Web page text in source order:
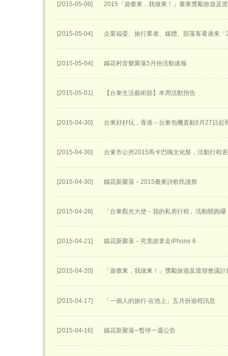
[2015-05-06] 2015「遊臺東，我做東！」臺東獎勵旅遊及
[2015-05-04] 企業福委、旅行業者、媒體、部落客看過來
[2015-05-04] 鐵花村音樂聚落5月份活動速報
[2015-05-01] 【台東生活藝術節】本周活動預告
[2015-04-30] 台東好好玩，香港－台東包機直航6月27日​起
[2015-04-30] 台東市公所2015馬卡巴嗨文化祭，活動行程
[2015-04-30] 鐵花新聚落－2015臺東詩歌民謠祭
[2015-04-28] 「台東觀光大使－我的私房行程」活動開跑囉
[2015-04-21] 鐵花新聚落－究竟誰拿走iPhone 6
[2015-04-20] 「遊臺東，我做東！」獎勵旅遊及渡假會議計
[2015-04-17] 「一個人的旅行‧在池上」五月份遊程訊息
[2015-04-16] 鐵花新聚落─暫停一週公告